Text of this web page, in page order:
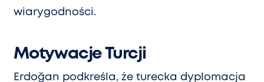
wiarygodności.
Motywacje Turcji
Erdoğan podkreśla, że turecka dyplomacja